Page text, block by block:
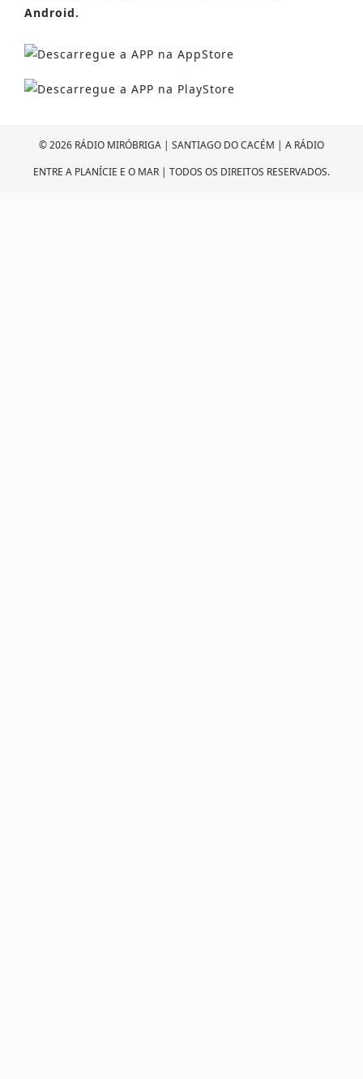
Android.
© 2026 RÁDIO MIRÓBRIGA | SANTIAGO DO CACÉM | A RÁDIO
ENTRE A PLANÍCIE E O MAR | TODOS OS DIREITOS RESERVADOS.